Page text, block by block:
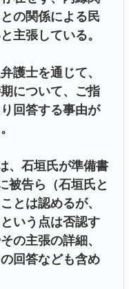
の関係による民
主張している。
護士を通じて、
について、ご指
回答する事由が
、石垣氏が準備書
被告ら（石垣氏と
とは認めるが、
いう点は否認す
の主張の詳細、
回答なども含め